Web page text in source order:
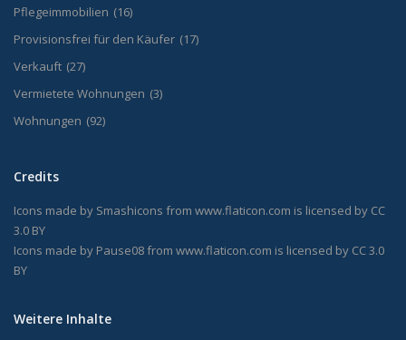
Pflegeimmobilien (16)
Provisionsfrei für den Käufer (17)
Verkauft (27)
Vermietete Wohnungen (3)
Wohnungen (92)
Credits
Icons made by Smashicons from www.flaticon.com is licensed by CC
3.0 BY
Icons made by Pause08from www.flaticon.com is licensed by CC 3.0
BY
Weitere Inhalte